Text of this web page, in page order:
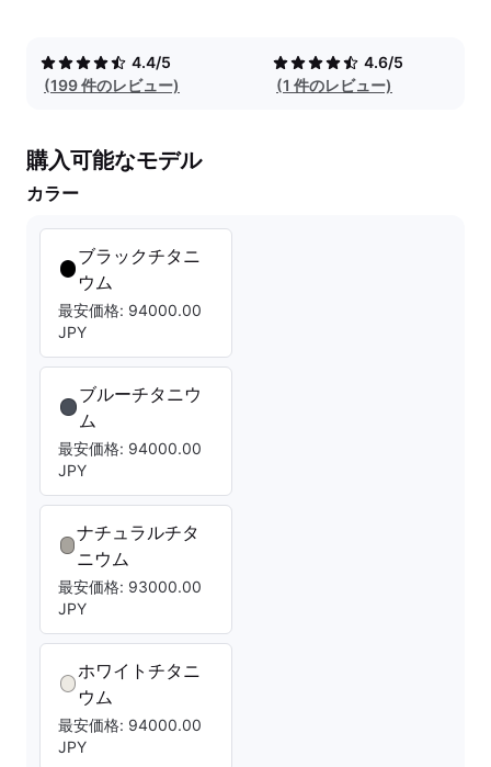
4.4/5
(199 件のレビュー)
4.6/5
(1 件のレビュー)
購入可能なモデル
カラー
ブラックチタニ
ウム
最安価格: 94000.00
JPY
ブルーチタニウ
ム
最安価格: 94000.00
JPY
ナチュラルチタ
ニウム
最安価格: 93000.00
JPY
ホワイトチタニ
ウム
最安価格: 94000.00
JPY